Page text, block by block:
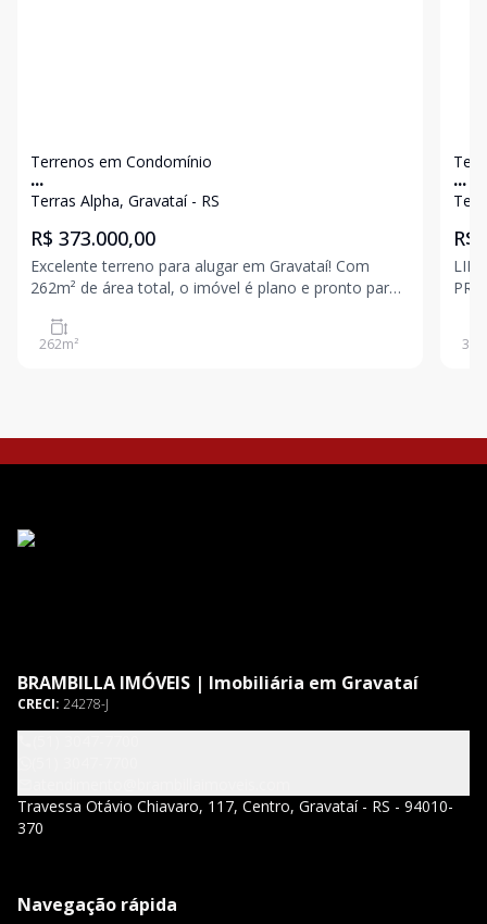
Terrenos em Condomínio
...
Terras Alpha, Gravataí - RS
R$ 373.000,00
Excelente terreno para alugar em Gravataí! Com
262m² de área total, o imóvel é plano e pronto para
aproveitamento do espaço. Uma excelente
oportunidade para quem busca investir ou construir
262m²
...
R$
312
BRAMBILLA IMÓVEIS | Imobiliária em Gravataí
CRECI: 24278-J
Travessa Otávio Chiavaro, 117, Centro, Gravataí - RS - 94010-
370
Navegação rápida